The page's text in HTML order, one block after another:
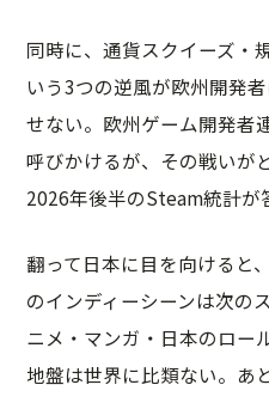
同時に、通貨スクイーズ・
いう3つの逆風が欧州開発
せない。欧州ゲーム開発者
呼びかけるが、その戦いが
2026年後半のSteam統計が
翻って日本に目を向ける
のインディーシーンは次の
ニメ・マンガ・日本のロー
地盤は世界に比類ない。あ